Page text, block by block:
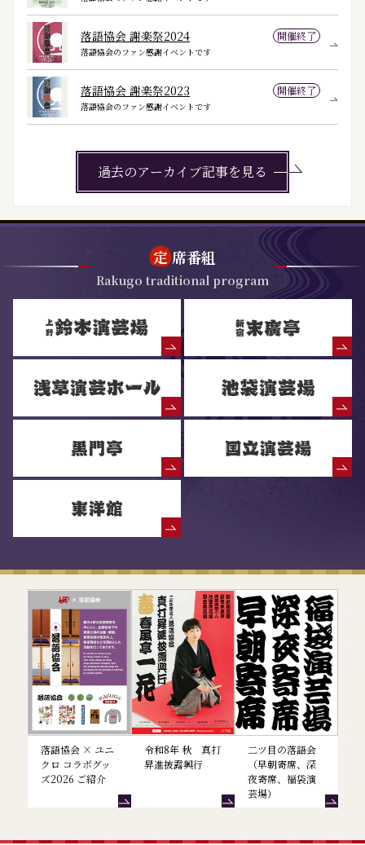
落語協会 謝楽祭2024 開催終了
落語協会のファン感謝イベントです
落語協会 謝楽祭2023 開催終了
落語協会のファン感謝イベントです
過去のアーカイブ記事を見る
定 席番組
Rakugo traditional program
落語協会からのお知らせ
落語協会 × ユニ
クロ コラボグッ
ズ2026 ご紹介
令和8年 秋 真打
昇進披露興行
二ツ目の落語会
（早朝寄席、深
夜寄席、福袋演
芸場）